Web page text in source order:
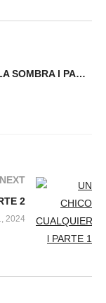
EL CABALLERO CONTRA LA SOMBRA l PARTE 2
NEXT
2
2024